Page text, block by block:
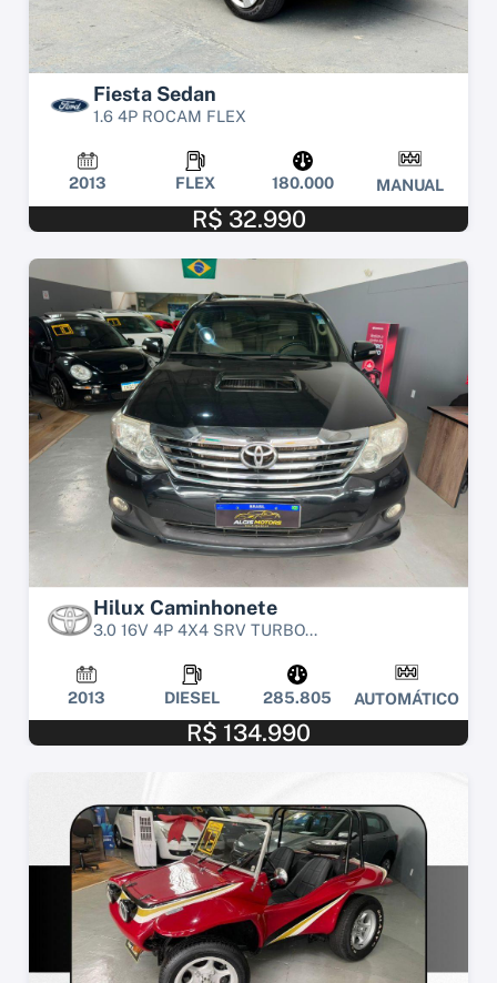
Fiesta Sedan
1.6 4P ROCAM FLEX
2013 FLEX 180.000 MANUAL
R$ 32.990
Hilux Caminhonete
3.0 16V 4P 4X4 SRV TURBO...
2013 DIESEL 285.805 AUTOMÁTICO
R$ 134.990